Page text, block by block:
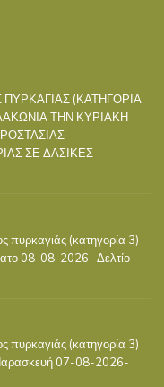
(ΚΑΤΗΓΟΡΙΑ
ΤΗΝ ΚΥΡΙΑΚΗ
–
ΣΕ ΔΑΣΙΚΕΣ
πυρκαγιάς (κατηγορία 3)
08-08-2026- Δελτίο
πυρκαγιάς (κατηγορία 3)
07-08-2026-